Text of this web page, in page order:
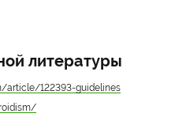
литературы
article/122393-guidelines